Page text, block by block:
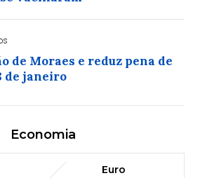
de Moraes e reduz pena de
de janeiro
Economia
Euro